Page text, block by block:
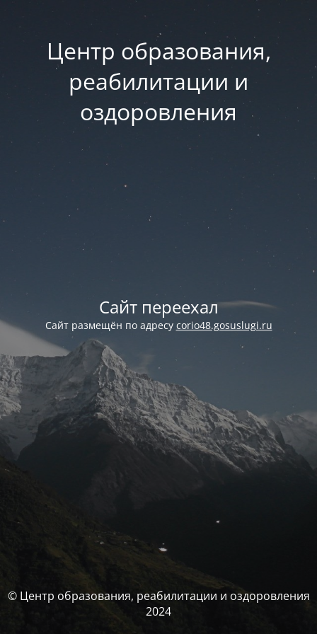
Центр образования,
реабилитации и
оздоровления
Сайт переехал
Сайт размещён по адресу corio48.gosuslugi.ru
© Центр образования, реабилитации и оздоровления
2024